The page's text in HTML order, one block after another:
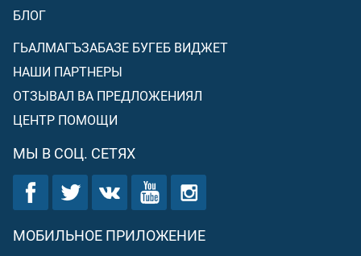
БЛОГ
ГЬАЛМАГЪЗАБАЗЕ БУГЕБ ВИДЖЕТ
НАШИ ПАРТНЕРЫ
ОТЗЫВАЛ ВА ПРЕДЛОЖЕНИЯЛ
ЦЕНТР ПОМОЩИ
МЫ В СОЦ. СЕТЯХ
МОБИЛЬНОЕ ПРИЛОЖЕНИЕ